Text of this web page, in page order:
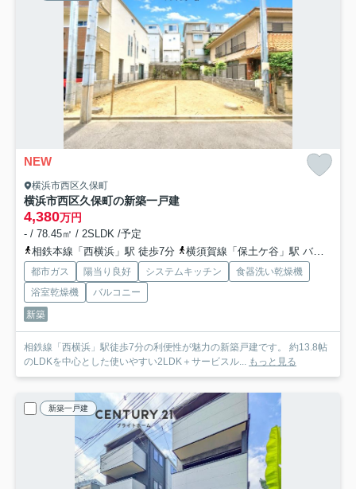
NEW
横浜市西区久保町
横浜市西区久保町の新築一戸建
4,380万円
- / 78.45㎡ / 2SLDK /予定
相鉄本線「西横浜」駅 徒歩7分
横須賀線「保土ケ谷」駅 バス6分 「水道道」 停歩7分
都市ガス 陽当り良好 システムキッチン
食器洗い乾燥機
浴室乾燥機
バルコニー
新築
相鉄線「西横浜」駅徒歩7分の利便性が魅力の新築戸建です。 約13.8帖
のLDKを中心とした使いやすい2LDK＋サービスル... もっと見る
新築一戸建